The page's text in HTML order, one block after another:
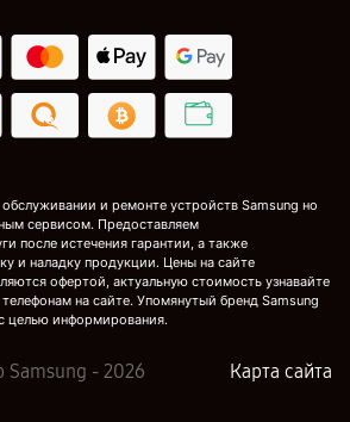
и ремонте устройств Samsung но
сервисом. Предоставляем
после истечения гарантии, а также
и наладку продукции. Цены на сайте
офертой, актуальную стоимость узнавайте
на сайте. Упомянутый бренд Samsung
целью информирования.
Samsung - 2026 Карта сайта